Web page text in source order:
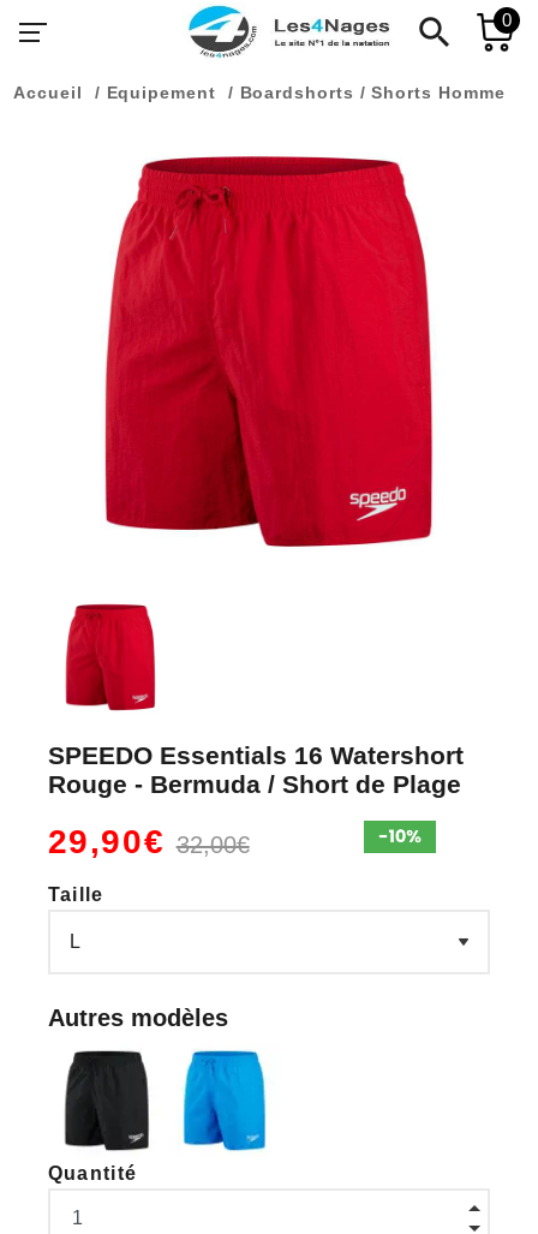
search 0
Accueil Equipement Boardshorts / Shorts Homme
SPEEDO Essentials 16 Watershort
Rouge - Bermuda / Short de Plage
29,90€32,00€
Taille
Autres modèles
Quantité